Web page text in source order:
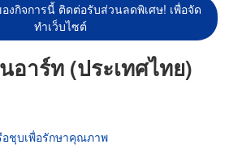
งกิจการนี้ ติดต่อรับส่วนลดพิเศษ! เพื่อจัด
ทำเว็บไซต์
อาร์ท (ประเทศไทย)
อชุบเพื่อรักษาคุณภาพ